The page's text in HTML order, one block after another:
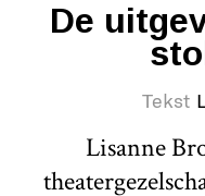
De
Tekst
Lisanne